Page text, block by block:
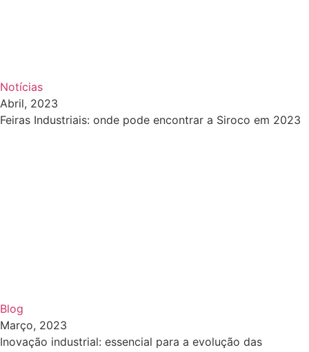
Notícias
Abril, 2023
Feiras Industriais: onde pode encontrar a Siroco em 2023
Blog
Março, 2023
Inovação industrial: essencial para a evolução das